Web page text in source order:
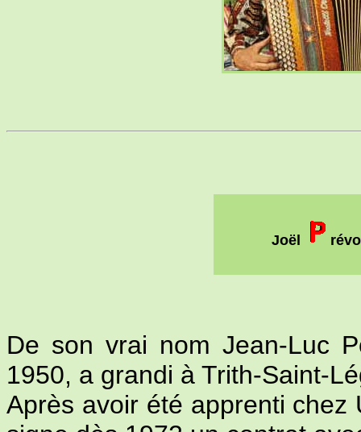
Joël
De son vrai nom Jean-Luc
1950, a grandi à Trith-Saint-
Après avoir été apprenti chez